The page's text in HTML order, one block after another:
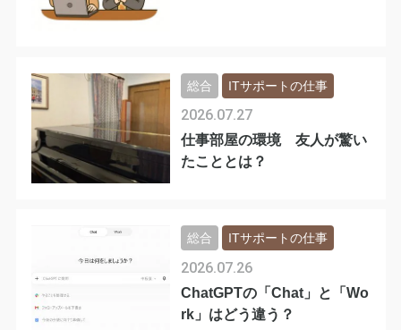
仕事部屋の環境 友人が驚い
たこととは？
2026.07.27
総合 ITサポートの仕事
ChatGPTの「Chat」と「Wo
rk」はどう違う？
2026.07.26
総合 ITサポートの仕事